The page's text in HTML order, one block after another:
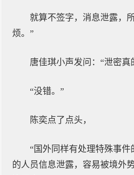
就算不签字，消息泄露，
烦。”
唐佳琪小声发问：“泄密真
“没错。”
陈奕点了点头，
“国外同样有处理特殊事件
的人员信息泄露，容易被境外